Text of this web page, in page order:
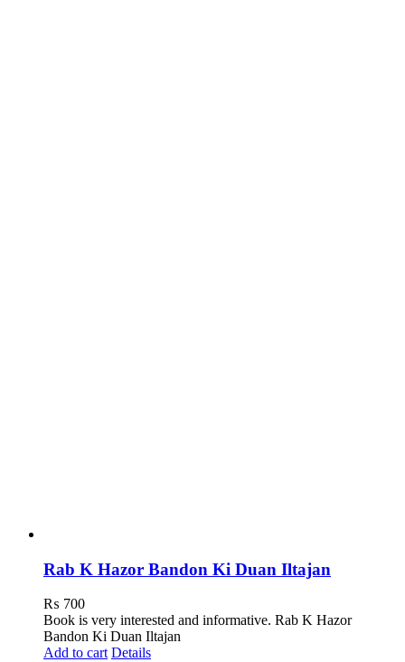
Rab K Hazor Bandon Ki Duan Iltajan
₨ 700
Book is very interested and informative. Rab K Hazor
Bandon Ki Duan Iltajan
Add to cart Details